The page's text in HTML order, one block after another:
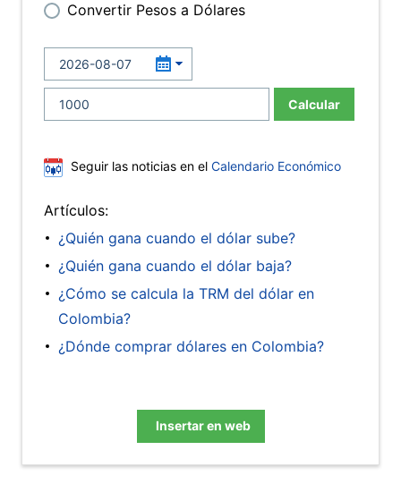
Convertir Pesos a Dólares
Calcular
Seguir las noticias en el Calendario Económico
Artículos:
¿Quién gana cuando el dólar sube?
¿Quién gana cuando el dólar baja?
¿Cómo se calcula la TRM del dólar en
Colombia?
¿Dónde comprar dólares en Colombia?
Insertar en web